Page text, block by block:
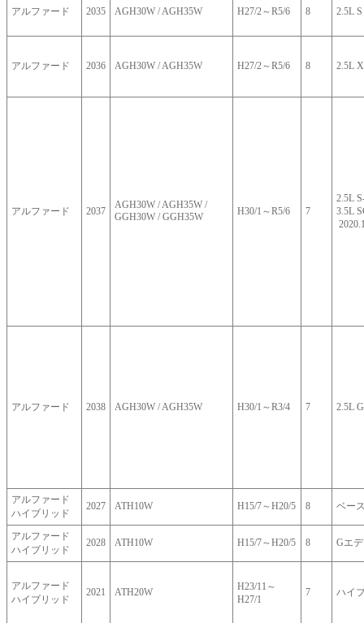
アルファード 2035 AGH30W / AGH35W H27/2～R5/6 8 2.5L S
アルファード 2036 AGH30W / AGH35W H27/2～R5/6 8 2.5L X
アルファード 2037
AGH30W / AGH35W /
GGH30W / GGH35W
H30/1～R5/6 7
2.5L
3.5L
アルファード 2038 AGH30W / AGH35W H30/1～R3/4 7 2.5L G
アルファード
ハイブリッド
2027 ATH10W H15/7～H20/5 8 ベー
アルファード
ハイブリッド
2028 ATH10W H15/7～H20/5 8 Gエ
アルファード
ハイブリッド
2021 ATH20W
H23/11～
H27/1
7 ハイ